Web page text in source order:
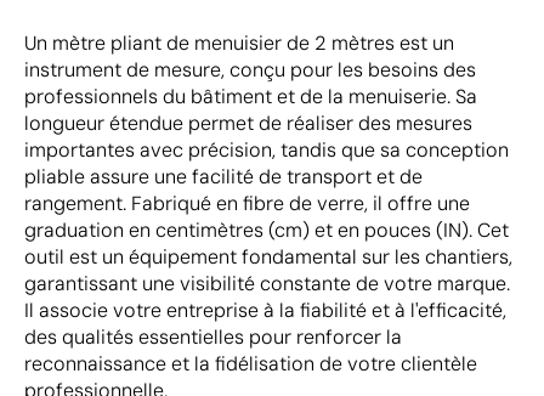
Un mètre pliant de menuisier de 2 mètres est un
instrument de mesure, conçu pour les besoins des
professionnels du bâtiment et de la menuiserie. Sa
longueur étendue permet de réaliser des mesures
importantes avec précision, tandis que sa conception
pliable assure une facilité de transport et de
rangement. Fabriqué en fibre de verre, il offre une
graduation en centimètres (cm) et en pouces (IN). Cet
outil est un équipement fondamental sur les chantiers,
garantissant une visibilité constante de votre marque.
Il associe votre entreprise à la fiabilité et à l'efficacité,
des qualités essentielles pour renforcer la
reconnaissance et la fidélisation de votre clientèle
professionnelle.